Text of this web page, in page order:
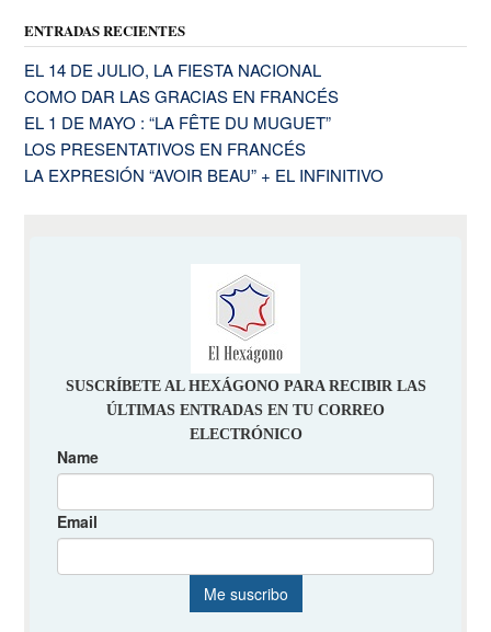
ENTRADAS RECIENTES
EL 14 DE JULIO, LA FIESTA NACIONAL
COMO DAR LAS GRACIAS EN FRANCÉS
EL 1 DE MAYO : “LA FÊTE DU MUGUET”
LOS PRESENTATIVOS EN FRANCÉS
LA EXPRESIÓN “AVOIR BEAU” + EL INFINITIVO